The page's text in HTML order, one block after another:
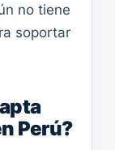
no tiene
soportar
Perú?